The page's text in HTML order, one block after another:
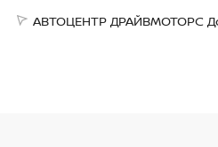
АВТОЦЕНТР ДРАЙВМОТОРС